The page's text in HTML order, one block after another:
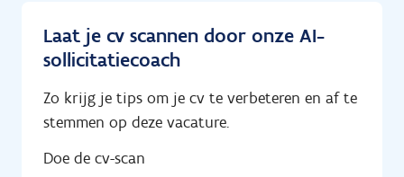
Laat je cv scannen door onze AI-
sollicitatiecoach
Zo krijg je tips om je cv te verbeteren en af te
stemmen op deze vacature.
Doe de cv-scan